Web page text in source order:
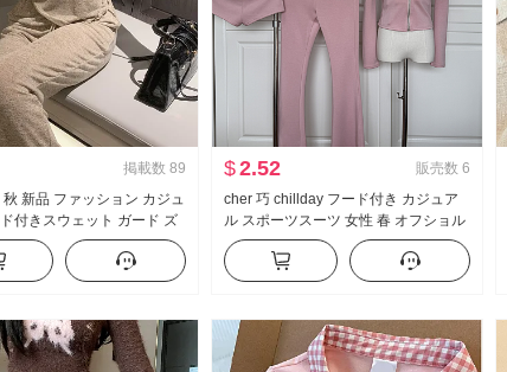
掲載数 89
新品 ファッション カジュ
付きスウェット ガード ズ
ム効果 セットアップ スポー
性 トレンド
$2.52 販売数 6
cher 巧 chillday フード付き カジュア
ル スポーツスーツ 女性 春 オフショル
ダー コート ベルボトム スリーピース